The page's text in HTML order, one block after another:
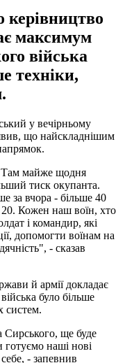
керівництво
максимум
війська
техніки,
у вечірньому
що найскладнішим
майже щодня
тиск окупанта.
за вчора - більше 40
20. Кожен наш воїн, хто
і командир, які
допомогти воїнам на
- сказав
й армії докладає
було більше
систем.
Сирського, ще буде
наші нові
- запевнив